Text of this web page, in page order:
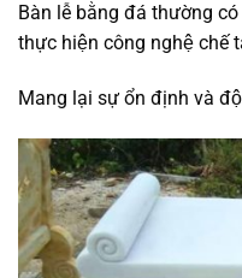
Bàn lễ bằng đá thường
thực hiện công nghệ chế
Mang lại sự ổn định và